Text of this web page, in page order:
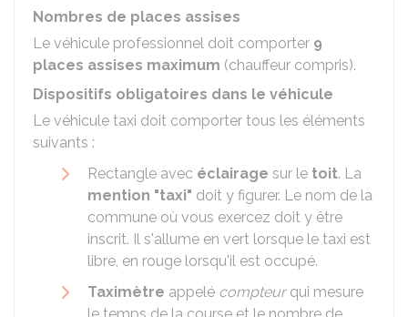
Nombres de places assises
Le véhicule professionnel doit comporter 9
places assises maximum (chauffeur compris).
Dispositifs obligatoires dans le véhicule
Le véhicule taxi doit comporter tous les éléments
suivants :
Rectangle avec éclairage sur le toit. La
mention "taxi" doit y figurer. Le nom de la
commune où vous exercez doit y être
inscrit. Il s'allume en vert lorsque le taxi est
libre, en rouge lorsqu'il est occupé.
Taximètre appelé compteurqui mesure